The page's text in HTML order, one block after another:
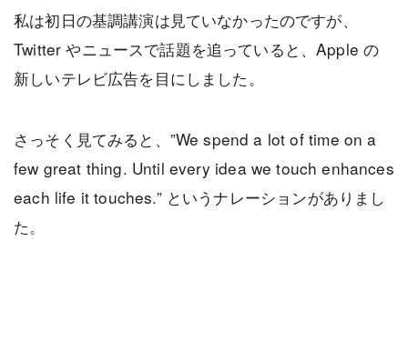
私は初日の基調講演は見ていなかったのですが、
Twitter やニュースで話題を追っていると、Apple の
新しいテレビ広告を目にしました。
さっそく見てみると、”We spend a lot of time on a
few great thing. Until every idea we touch enhances
each life it touches.” というナレーションがありまし
た。